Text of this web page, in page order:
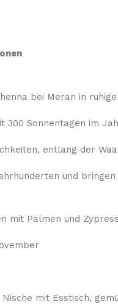
bei Meran in
300 Sonnentagen im
entlang der
und
mit Palmen und
mit Esstisch,